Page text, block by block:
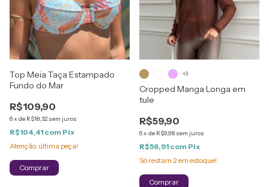
Top Meia Taça Estampado
Fundo do Mar
R$109,90
6x de R$18,32 sem juros
R$104,41 com Pix
Atenção, última peça!
Comprar
Cropped Manga Longa em
tule
R$59,90
6x de R$9,98 sem juros
R$56,91 com Pix
Só restam 2em estoque!
+3
Comprar